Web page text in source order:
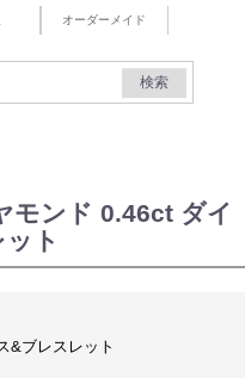
オーダーメイド
検索
モンド 0.46ct ダイ
ト
&ブレスレット